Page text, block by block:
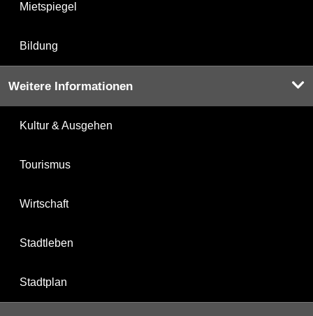
Mietspiegel
Bildung
Weitere Informationen
Kultur & Ausgehen
Tourismus
Wirtschaft
Stadtleben
Stadtplan